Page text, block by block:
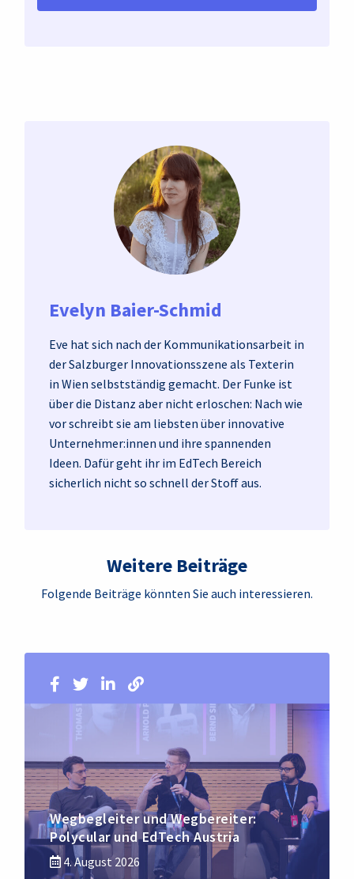
Evelyn Baier-Schmid
Eve hat sich nach der Kommunikationsarbeit in
der Salzburger Innovationsszene als Texterin
in Wien selbstständig gemacht. Der Funke ist
über die Distanz aber nicht erloschen: Nach wie
vor schreibt sie am liebsten über innovative
Unternehmer:innen und ihre spannenden
Ideen. Dafür geht ihr im EdTech Bereich
sicherlich nicht so schnell der Stoff aus.
Weitere Beiträge
Folgende Beiträge könnten Sie auch interessieren.
Wegbegleiter und Wegbereiter:
Polycular und EdTech Austria
4. August 2026